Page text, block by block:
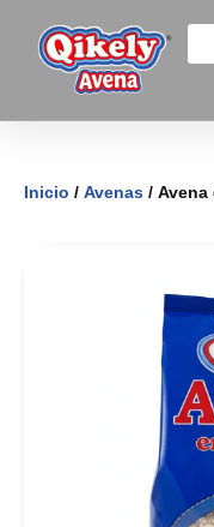
Inicio / Avenas / Avena